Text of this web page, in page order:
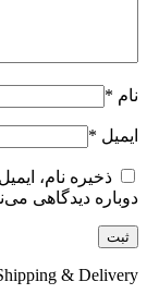
نام *
ایمیل *
ذخیره نام،
دوباره دیدگاهی
& Delivery